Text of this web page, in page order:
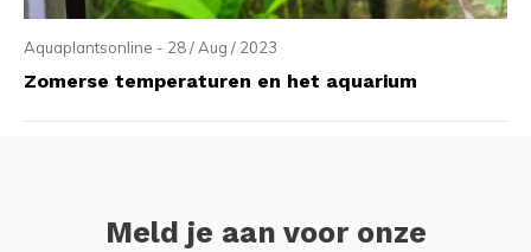
Aquaplantsonline - 28 / Aug / 2023
Zomerse temperaturen en het aquarium
Meld je aan voor onze